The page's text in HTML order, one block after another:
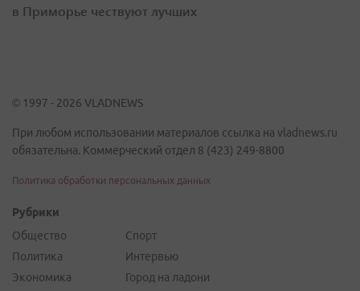
в Приморье чествуют лучших
© 1997 - 2026 VLADNEWS
При любом использовании материалов ссылка на vladnews.ru
обязательна. Коммерческий отдел 8 (423) 249-8800
Политика обработки персональных данных
Рубрики
Общество
Политика
Экономика
Спорт
Интервью
Город на ладони